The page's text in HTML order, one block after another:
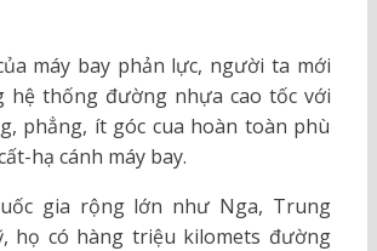
máy bay phản lực, người ta mới
hệ thống đường nhựa cao tốc với
phẳng, ít góc cua hoàn toàn phù
hạ cánh máy bay.
gia rộng lớn như Nga, Trung
họ có hàng triệu kilomets đường